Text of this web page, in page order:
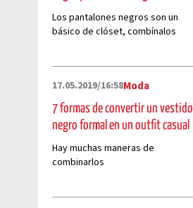
Los pantalones negros son un
básico de clóset, combínalos
17.05.2019/16:58Moda
7 formas de convertir un vestido
negro formal en un outfit casual
Hay muchas maneras de
combinarlos